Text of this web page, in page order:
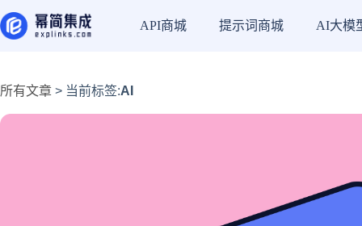
API商城 提示词商城 AI大模
所有文章 > 当前标签:AI